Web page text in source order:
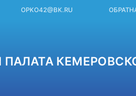
OPKO42@BK.RU